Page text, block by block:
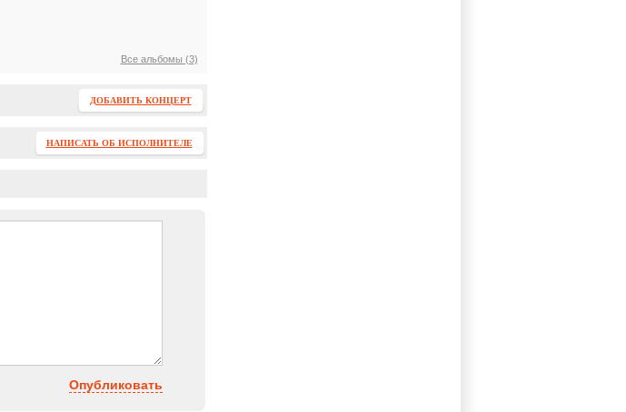
Все альбомы (3)
ДОБАВИТЬ КОНЦЕРТ
НАПИСАТЬ ОБ ИСПОЛНИТЕЛЕ
Опубликовать